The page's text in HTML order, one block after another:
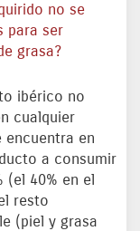
no se
para ser
grasa?
ibérico no
cualquier
encuentra en
a consumir
(el 40% en el
resto
(piel y grasa